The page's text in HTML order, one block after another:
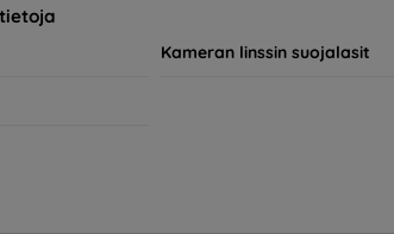
että jokainen asiakas löytää laitteelleen
Kameran linssin suojalasit